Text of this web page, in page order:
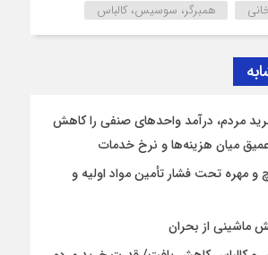
همبرگر، سوسیس، کالباس
مردم، درآمد واحدهای صنفی را کاهش
میان هزینه‌ها و نرخ خدمات
و مهره تحت فشار تأمین مواد اولیه و
ماشینی از بحران